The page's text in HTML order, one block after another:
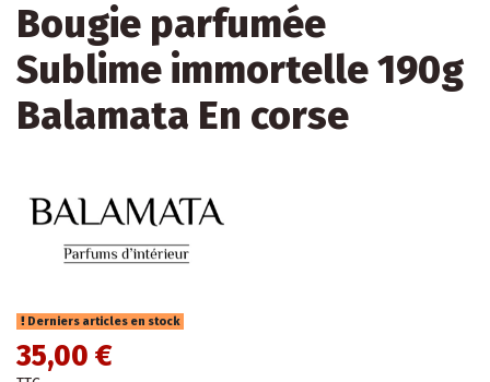
Bougie parfumée
Sublime immortelle 190g
Balamata En corse
Derniers articles en stock
35,00 €